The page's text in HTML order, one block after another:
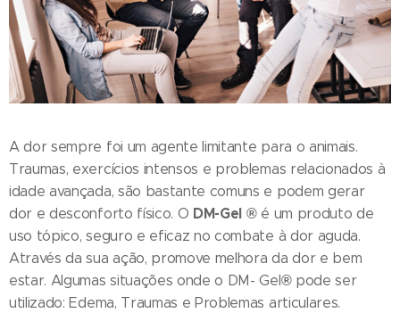
A dor sempre foi um agente limitante para o animais.
Traumas, exercícios intensos e problemas relacionados à
idade avançada, são bastante comuns e podem gerar
dor e desconforto físico. O DM-Gel ®é um produto de
uso tópico, seguro e eficaz no combate à dor aguda.
Através da sua ação, promove melhora da dor e bem
estar. Algumas situações onde o DM- Gel®pode ser
utilizado: Edema, Traumas e Problemas articulares.